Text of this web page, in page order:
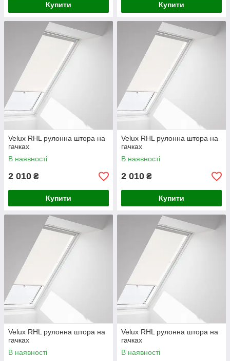
Купити Купити
Velux RHL рулонна штора на
гачках
В наявності
2 010 ₴
Купити
Velux RHL рулонна штора на
гачках
В наявності
2 010 ₴
Купити
Velux RHL рулонна штора на
гачках
В наявності
Velux RHL рулонна штора на
гачках
В наявності